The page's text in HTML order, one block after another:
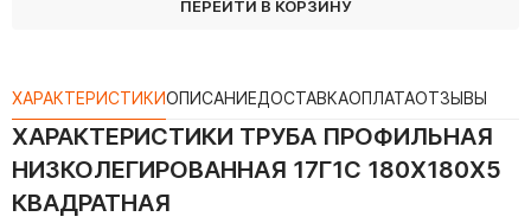
ПЕРЕЙТИ В КОРЗИНУ
ХАРАКТЕРИСТИКИОПИСАНИЕДОСТАВКАОПЛАТАОТЗЫВЫ
ХАРАКТЕРИСТИКИ ТРУБА ПРОФИЛЬНАЯ
НИЗКОЛЕГИРОВАННАЯ 17Г1С 180Х180Х5
КВАДРАТНАЯ